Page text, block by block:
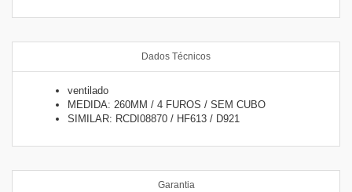
Dados Técnicos
ventilado
MEDIDA: 260MM / 4 FUROS / SEM CUBO
SIMILAR: RCDI08870 / HF613 / D921
Garantia